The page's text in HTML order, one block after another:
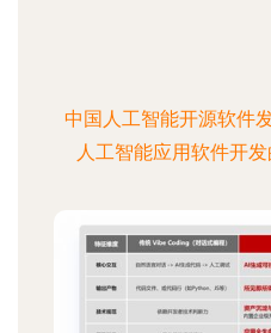
中国人工智能开源软件
人工智能应用软件开